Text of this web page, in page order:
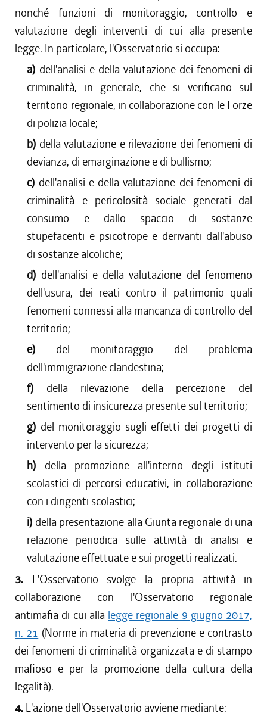
nonché funzioni di monitoraggio, controllo e
valutazione degli interventi di cui alla presente
legge. In particolare, l'Osservatorio si occupa:
a) dell'analisi e della valutazione dei fenomeni di
criminalità, in generale, che si verificano sul
territorio regionale, in collaborazione con le Forze
di polizia locale;
b) della valutazione e rilevazione dei fenomeni di
devianza, di emarginazione e di bullismo;
c) dell'analisi e della valutazione dei fenomeni di
criminalità e pericolosità sociale generati dal
consumo e dallo spaccio di sostanze
stupefacenti e psicotrope e derivanti dall'abuso
di sostanze alcoliche;
d) dell'analisi e della valutazione del fenomeno
dell'usura, dei reati contro il patrimonio quali
fenomeni connessi alla mancanza di controllo del
territorio;
e) del monitoraggio del problema
dell'immigrazione clandestina;
f) della rilevazione della percezione del
sentimento di insicurezza presente sul territorio;
g) del monitoraggio sugli effetti dei progetti di
intervento per la sicurezza;
h) della promozione all'interno degli istituti
scolastici di percorsi educativi, in collaborazione
con i dirigenti scolastici;
i) della presentazione alla Giunta regionale di una
relazione periodica sulle attività di analisi e
valutazione effettuate e sui progetti realizzati.
3. L'Osservatorio svolge la propria attività in
collaborazione con l'Osservatorio regionale
antimafia di cui alla legge regionale 9 giugno 2017,
n. 21 (Norme in materia di prevenzione e contrasto
dei fenomeni di criminalità organizzata e di stampo
mafioso e per la promozione della cultura della
legalità).
4. L'azione dell'Osservatorio avviene mediante: